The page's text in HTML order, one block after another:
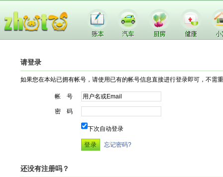
请登录
如果您在本站已拥有帐号，请使用已有的帐号信息直接进行登录即可，不需
帐 号
密 码
下次自动登录
忘记密码?
还没有注册吗？